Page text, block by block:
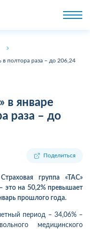
в полтора раза – до 206,24
в январе
раза – до
Поделиться
группа «ТАС»
это на 50,2% превышает
прошлого года.
период – 34,06% –
медицинского